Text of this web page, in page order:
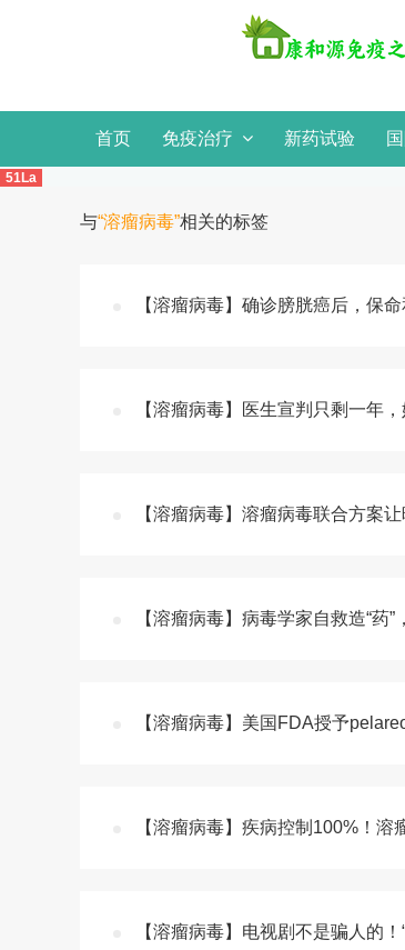
首页 免疫治疗 新药试验
51La
与“溶瘤病毒”相关的标签
【溶瘤病毒】确诊膀胱癌后，保
【溶瘤病毒】医生宣判只剩一年
【溶瘤病毒】溶瘤病毒联合方案
【溶瘤病毒】病毒学家自救造“
【溶瘤病毒】美国FDA授予
【溶瘤病毒】疾病控制100%！
【溶瘤病毒】电视剧不是骗人的